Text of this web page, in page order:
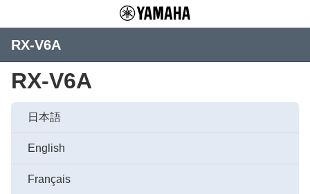
RX-V6A
日本語
English
Français
RX-V6A